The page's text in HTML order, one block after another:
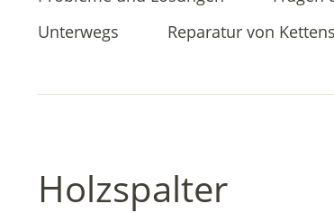
Unterwegs
Reparatur von
Holzspalter